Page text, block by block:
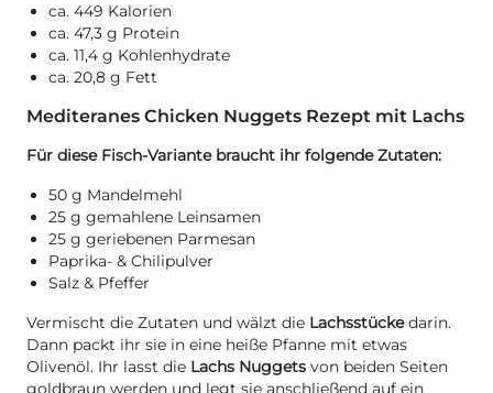
ca. 449 Kalorien
ca. 47,3 g Protein
ca. 11,4 g Kohlenhydrate
ca. 20,8 g Fett
Mediteranes Chicken Nuggets Rezept mit Lachs
Für diese Fisch-Variante braucht ihr folgende Zutaten:
50 g Mandelmehl
25 g gemahlene Leinsamen
25 g geriebenen Parmesan
Paprika- & Chilipulver
Salz & Pfeffer
Vermischt die Zutaten und wälzt die Lachsstückedarin.
Dann packt ihr sie in eine heiße Pfanne mit etwas
Olivenöl. Ihr lasst die Lachs Nuggets von beiden Seiten
goldbraun werden und legt sie anschließend auf ein